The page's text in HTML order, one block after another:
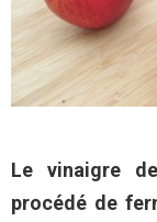
Le vinaigre
procédé de